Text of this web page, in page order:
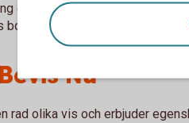
och bolag som inte lever upp
bort.
Nu
rad olika vis och erbjuder